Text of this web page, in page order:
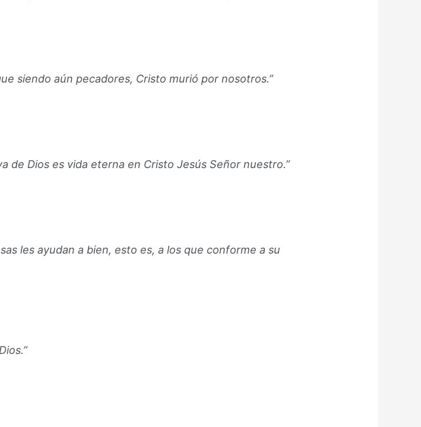
siendo aún pecadores, Cristo murió por nosotros.”
de Dios es vida eterna en Cristo Jesús Señor nuestro.”
les ayudan a bien, esto es, a los que conforme a su